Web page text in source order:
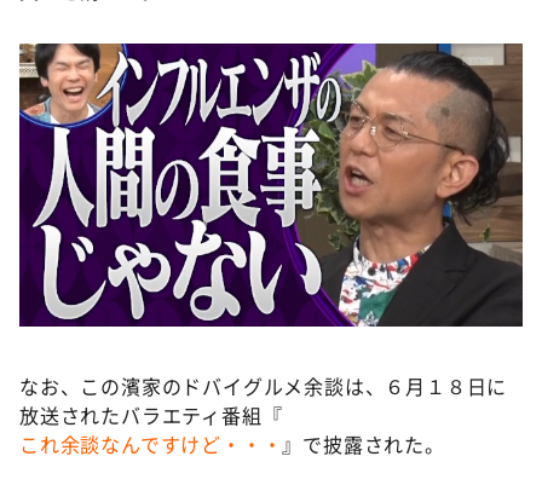
なお、この濱家のドバイグルメ余談は、６月１８日に
放送されたバラエティ番組『
これ余談なんですけど・・・ 』で披露された。